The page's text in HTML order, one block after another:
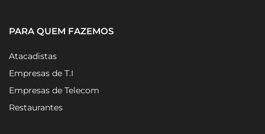
PARA QUEM FAZEMOS
Atacadistas
Empresas de T.I
Empresas de Telecom
Restaurantes